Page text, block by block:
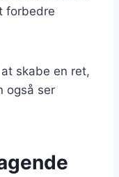
forbedre
skabe en ret,
også ser